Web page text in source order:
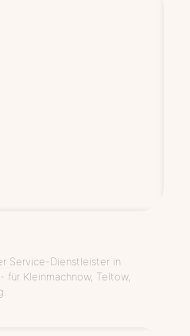
Service-Dienstleister in
für Kleinmachnow, Teltow,